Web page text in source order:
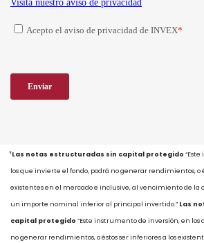
⃰Las notas estructuradas sin capital protegido
los que invierte el fondo, podrá no generar rendimientos, o
existentes en el mercado e inclusive, al vencimiento de la
un importe nominal inferior al principal invertido.” Las
capital protegido “Este instrumento de inversión, en los
no generar rendimientos, o éstos ser inferiores a los